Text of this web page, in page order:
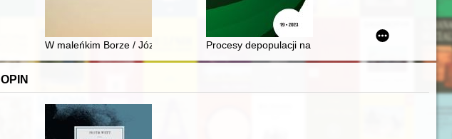
tomach. T. 3
żegludze dedykowane : 1832-1870
W maleńkim Borze / Józef Spek Procesy depopulacji na obszarach wiejskich